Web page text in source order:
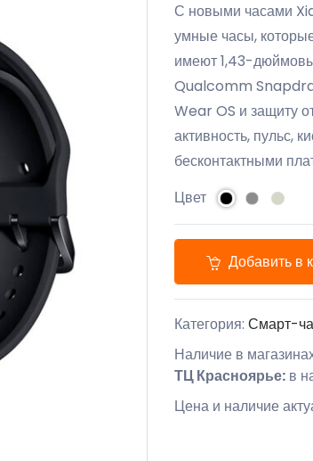
С новыми часами
умные часы,
имеют 1,43-
Qualcomm
Wear OS и защиту
активность, пульс,
бесконтактными
Цвет
Добавить в
Категория: Смарт-
Наличие в
ТЦ Красноярье: в
Цена и наличие